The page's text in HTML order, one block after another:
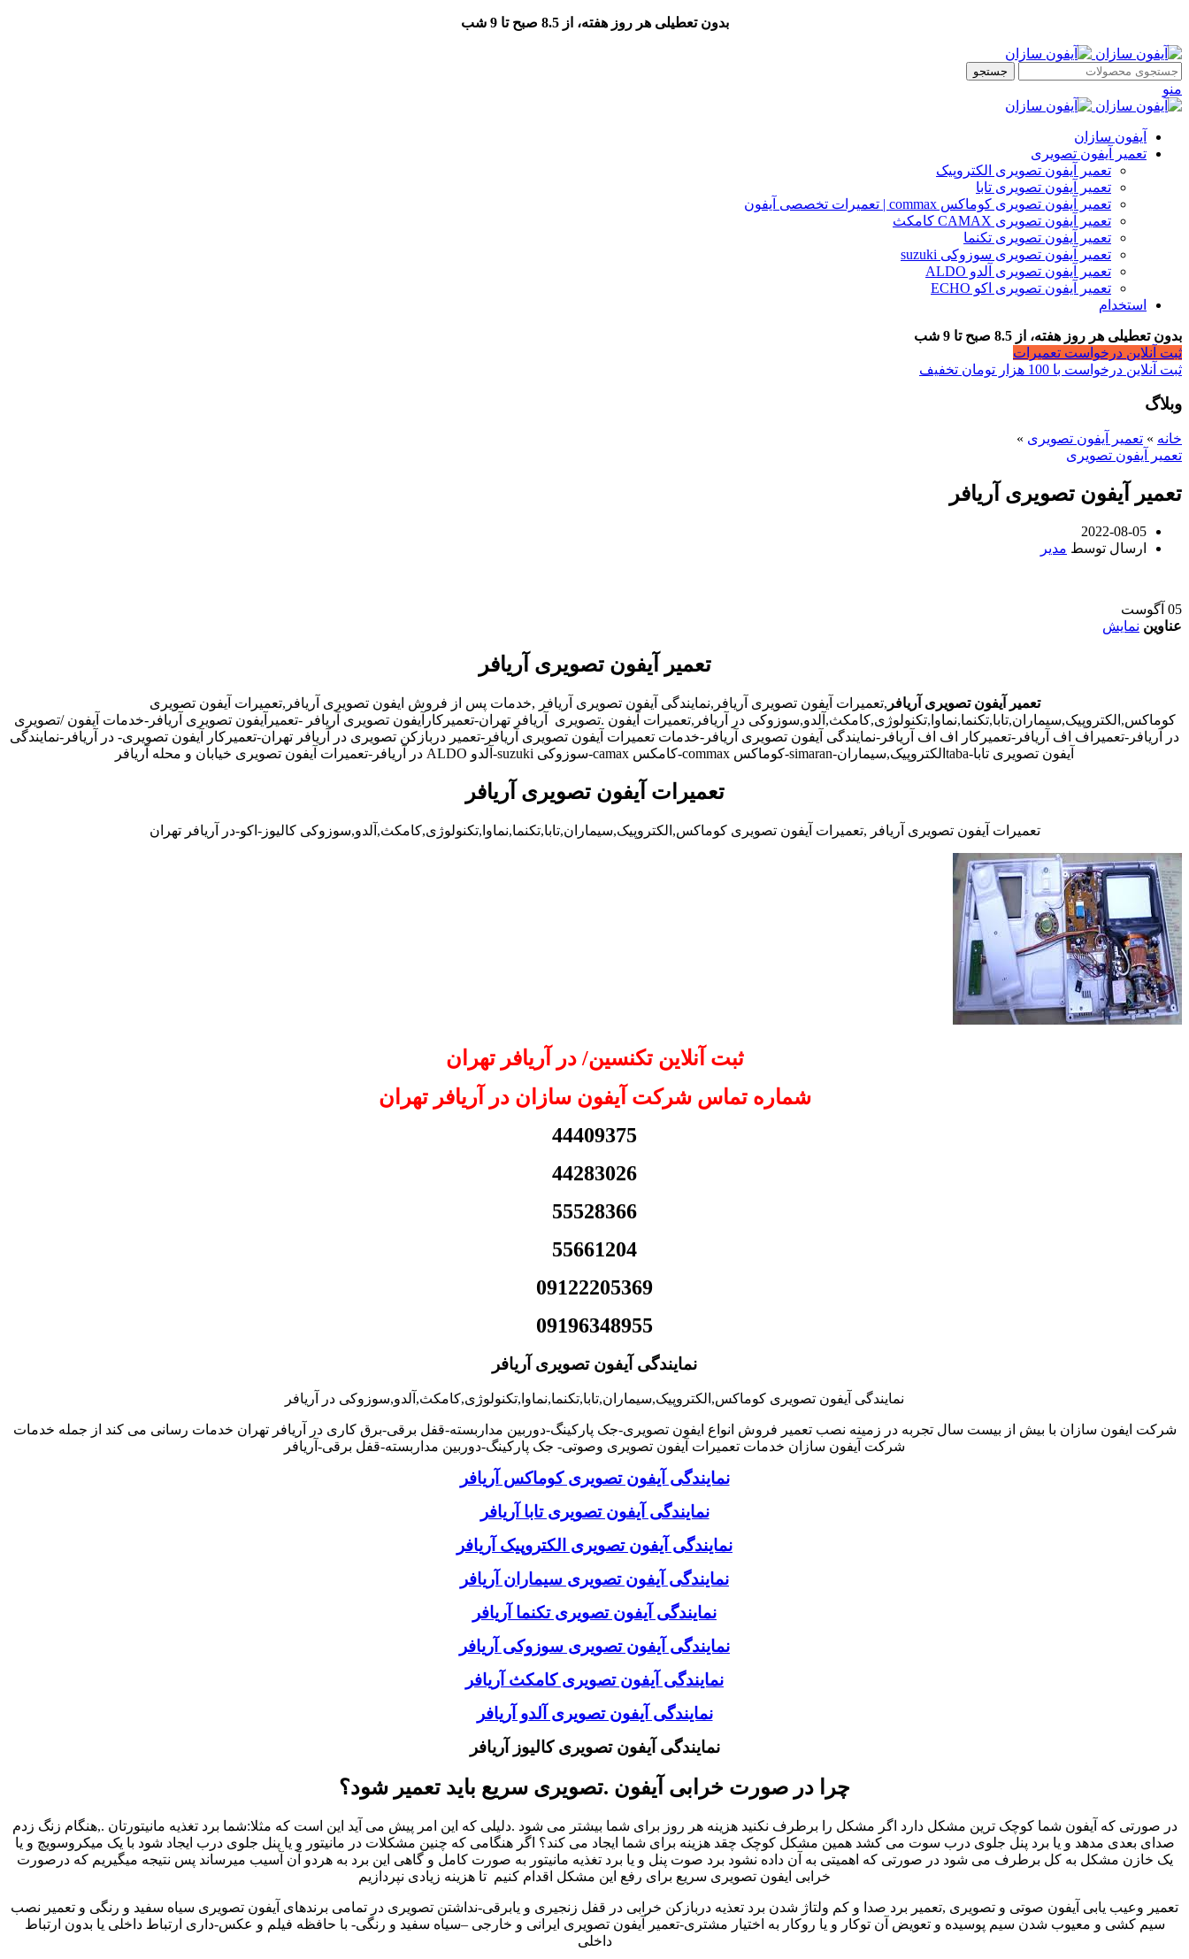
بدون تعطیلی هر روز هفته، از 8.5 صبح تا 9 شب
جستجو
منو
آیفون سازان
تعمیر آیفون تصویری
تعمیر آیفون تصویری الکتروپیک
تعمیر آیفون تصویری تابا
تعمیر آیفون تصویری کوماکس commax | تعمیرات تخصصی آیفون
تعمیر آیفون تصویری CAMAX کامکث
تعمیر آیفون تصویری تکنما
تعمیر آیفون تصویری سوزوکی suzuki
تعمیر آیفون تصویری آلدو ALDO
تعمیر آیفون تصویری اکو ECHO
استخدام
بدون تعطیلی هر روز هفته، از 8.5 صبح تا 9 شب
ثبت آنلاین درخواست تعمیرات
ثبت آنلاین درخواست با 100 هزار تومان تخفیف
وبلاگ
خانه » تعمیر آیفون تصویری »
تعمیر آیفون تصویری
تعمیر آیفون تصویری آریافر
2022-08-05
ارسال توسط مدیر
05 آگوست
عناوین نمایش
تعمیر آیفون تصویری آریافر
تعمیر آیفون تصویری آریافر ,تعمیرات آیفون تصویری آریافر,نمایندگی آیفون تصویری آریافر ,خدمات پس از فروش ایفون تصویری آریافر,تعمیرات آیفون تصویری
کوماکس,الکتروپیک,سیماران,تابا,تکنما,نماوا,تکنولوژی,کامکث,آلدو,سوزوکی در آریافر,تعمیرات آیفون .تصویری آریافر تهران-تعمیرکارآیفون تصویری آریافر -تعمیرآیفون تصویری آریافر-خدمات آیفون /تصویری
در آریافر-تعمیراف اف آریافر-تعمیرکار اف اف آریافر-نمایندگی آیفون تصویری آریافر-خدمات تعمیرات آیفون تصویری آریافر-تعمیر دربازکن تصویری در آریافر تهران-تعمیرکار آیفون تصویری- در آریافر-نمایندگی
آیفون تصویری تابا-tabaالکتروپیک,سیماران-simaran-کوماکس commax-کامکس camax-سوزوکی suzuki-آلدو ALDO در آریافر-تعمیرات آیفون تصویری خیابان و محله آریافر
تعمیرات آیفون تصویری آریافر
تعمیرات آیفون تصویری آریافر ,تعمیرات آیفون تصویری کوماکس,الکتروپیک,سیماران,تابا,تکنما,نماوا,تکنولوژی,کامکث,آلدو,سوزوکی کالیوز-اکو-در آریافر تهران
ثبت آنلاین تکنسین/ در آریافر تهران
شماره تماس شرکت آیفون سازان در آریافر تهران
44409375
44283026
55528366
55661204
09122205369
09196348955
نمایندگی آیفون تصویری آریافر
نمایندگی آیفون تصویری کوماکس,الکتروپیک,سیماران,تابا,تکنما,نماوا,تکنولوژی,کامکث,آلدو,سوزوکی در آریافر
شرکت ایفون سازان با بیش از بیست سال تجربه در زمینه نصب تعمیر فروش انواع ایفون تصویری-جک پارکینگ-دوربین مداربسته-قفل برقی-برق کاری در آریافر تهران خدمات رسانی می کند از جمله خدمات
شرکت آیفون سازان خدمات تعمیرات آیفون تصویری وصوتی- جک پارکینگ-دوربین مداربسته-قفل برقی-آریافر
نمایندگی آیفون تصویری کوماکس آریافر
نمایندگی آیفون تصویری تابا آریافر
نمایندگی آیفون تصویری الکتروپیک آریافر
نمایندگی آیفون تصویری سیماران آریافر
نمایندگی آیفون تصویری تکنما آریافر
نمایندگی آیفون تصویری سوزوکی آریافر
نمایندگی آیفون تصویری کامکث آریافر
نمایندگی آیفون تصویری آلدو آریافر
نمایندگی آیفون تصویری کالیوز آریافر
چرا در صورت خرابی آیفون .تصویری سریع باید تعمیر شود؟
در صورتی که آیفون شما کوچک ترین مشکل دارد اگر مشکل را برطرف نکنید هزینه هر روز برای شما بیشتر می شود .دلیلی که این امر پیش می آید این است که مثلا:شما برد تغذیه مانیتورتان .,هنگام زنگ زدم
صدای بعدی مدهد و یا برد پنل جلوی درب سوت می کشد همین مشکل کوچک چقد هزینه برای شما ایجاد می کند؟ اگر هنگامی که چنین مشکلات در مانیتور و یا پنل جلوی درب ایجاد شود با یک میکروسویچ و یا
یک خازن مشکل به کل برطرف می شود در صورتی که اهمیتی به آن داده نشود برد صوت پنل و یا برد تغذیه مانیتور به صورت کامل و گاهی این برد به هردو آن آسیب میرساند پس نتیجه میگیریم که درصورت
خرابی ایفون تصویری سریع برای رفع این مشکل اقدام کنیم تا هزینه زیادی نپردازیم
تعمیر وعیب یابی آیفون صوتی و تصویری ,تعمیر برد صدا و کم ولتاژ شدن برد تعذیه دربازکن خرابی در قفل زنجیری و یابرقی-نداشتن تصویری در تمامی برندهای آیفون تصویری سیاه سفید و رنگی و تعمیر نصب
سیم کشی و معیوب شدن سیم پوسیده و تعویض آن توکار و یا روکار به اختیار مشتری-تعمیر آیفون تصویری ایرانی و خارجی –سیاه سفید و رنگی- با حافظه فیلم و عکس-داری ارتباط داخلی یا بدون ارتباط
داخلی